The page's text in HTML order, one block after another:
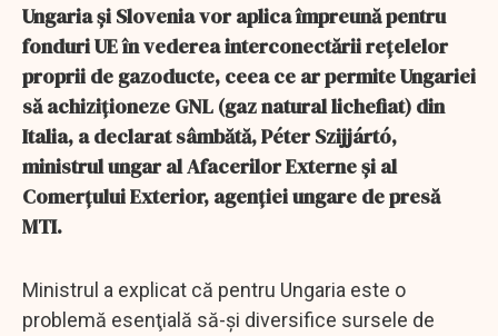
Ungaria şi Slovenia vor aplica împreună pentru
fonduri UE în vederea interconectării reţelelor
proprii de gazoducte, ceea ce ar permite Ungariei
să achiziţioneze GNL (gaz natural lichefiat) din
Italia, a declarat sâmbătă, Péter Szijjártó,
ministrul ungar al Afacerilor Externe şi al
Comerţului Exterior, agenţiei ungare de presă
MTI.
Ministrul a explicat că pentru Ungaria este o
problemă esenţială să-şi diversifice sursele de